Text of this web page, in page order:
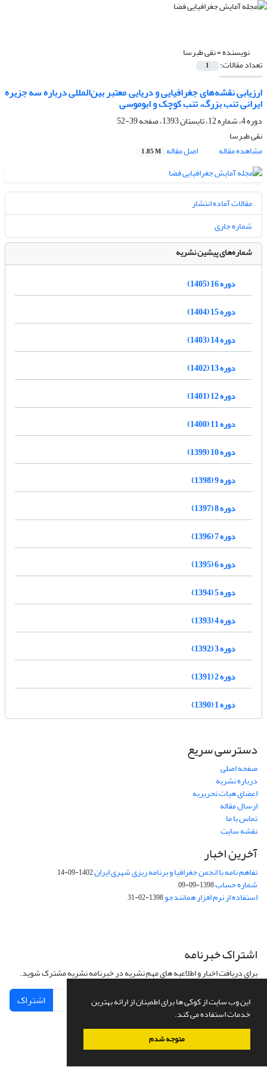
این وب سایت از کوکی ها برای اطمینان از ارائه بهترین
خدمات استفاده می کند.
متوجه شدم
نویسنده =نقی طبرسا
تعداد مقالات: 1
ارزیابی نقشه‌های جغرافیایی و دریایی معتبر بین‌المللی درباره‌ سه جزیره‌
ایرانی تنب بزرگ، تنب کوچک و ابوموسی
دوره 4، شماره 12، تابستان 1393، صفحه
39-52
نقی طبرسا
مشاهده مقاله
اصل مقاله 1.85 M
مقالات آماده انتشار
شماره جاری
شماره‌های پیشین نشریه
دوره 16 (1405)
دوره 15 (1404)
دوره 14 (1403)
دوره 13 (1402)
دوره 12 (1401)
دوره 11 (1400)
دوره 10 (1399)
دوره 9 (1398)
دوره 8 (1397)
دوره 7 (1396)
دوره 6 (1395)
دوره 5 (1394)
دوره 4 (1393)
دوره 3 (1392)
دوره 2 (1391)
دوره 1 (1390)
دسترسی سریع
صفحه اصلی
درباره نشریه
اعضای هیات تحریریه
ارسال مقاله
تماس با ما
نقشه سایت
آخرین اخبار
تفاهم نامه با انجمن جغرافیا و برنامه ریزی شهری ایران1402-09-14
شماره حساب1398-09-09
استفاده از نرم افزار همانندجو1398-02-31
اشتراک خبرنامه
برای دریافت اخبار و اطلاعیه های مهم نشریه در خبرنامه نشریه مشترک شوید.
اشتراک
سامانه مدیریت نشریات علمی.طراحی و پیاده سازی ازسیناوب